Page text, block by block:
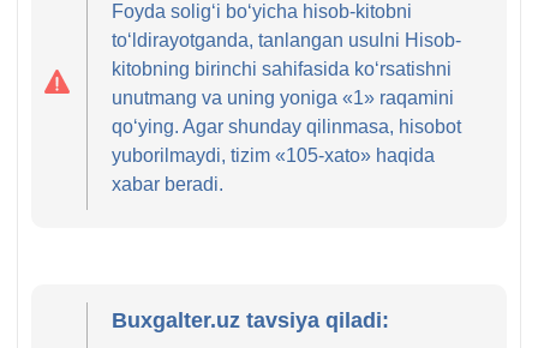
Foyda soligʻi boʻyicha hisob-kitobni
toʻldirayotganda, tanlangan usulni Hisob-
kitobning birinchi sahifasida koʻrsatishni
unutmang va uning yoniga «1» raqamini
qoʻying. Agar shunday qilinmasa, hisobot
yuborilmaydi, tizim «105-хato» haqida
хabar beradi.
Buxgalter.uz tavsiya qiladi: